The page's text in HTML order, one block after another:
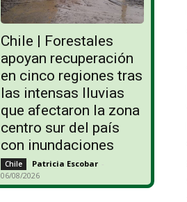
Chile | Forestales
apoyan recuperación
en cinco regiones tras
las intensas lluvias
que afectaron la zona
centro sur del país
con inundaciones
Chile Patricia Escobar -
06/08/2026